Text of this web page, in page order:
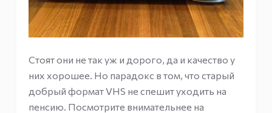
Стоят они не так уж и дорого, да и качество у
них хорошее. Но парадокс в том, что старый
добрый формат VHS не спешит уходить на
пенсию. Посмотрите внимательнее на